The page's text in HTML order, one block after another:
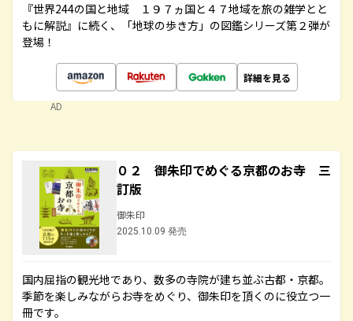
『世界244の国と地域 １９７ヵ国と４７地域を旅の雑学とと
もに解説』に続く、「地球の歩き方」の図鑑シリーズ第２弾が
登場！
詳細を見る
AD
０２ 御朱印でめぐる京都のお寺 三
訂版
御朱印
2025.10.09 発売
国内屈指の観光地であり、数多の寺院が建ち並ぶ古都・京都。
季節を楽しみながらお寺をめぐり、御朱印を頂くのに役立つ一
冊です。